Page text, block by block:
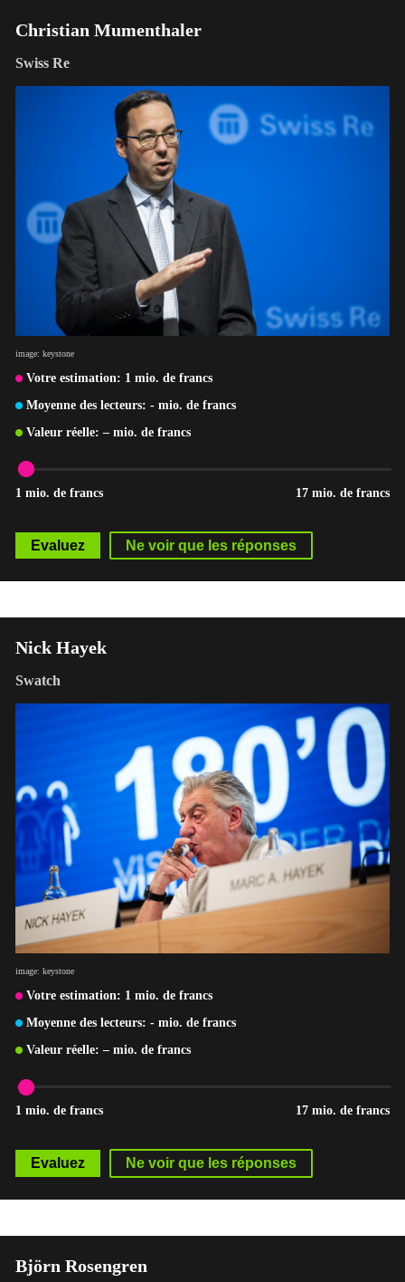
Christian Mumenthaler
Swiss Re
image: keystone
Votre estimation: 1 mio. de francs
Moyenne des lecteurs: - mio. de francs
Valeur réelle: – mio. de francs
1 mio. de francs 17 mio. de francs
Nick Hayek
Swatch
image: keystone
Votre estimation: 1 mio. de francs
Moyenne des lecteurs: - mio. de francs
Valeur réelle: – mio. de francs
1 mio. de francs 17 mio. de francs
Björn Rosengren